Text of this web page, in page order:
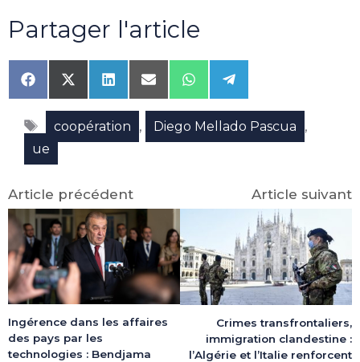
Partager l'article
Share
on
Facebook
Share
on
X
(Twitter)
Share
on
LinkedIn
Share
on
Email
Share
on
WhatsApp
Share
on
Telegram
Étiquettes
coopération , Diego Mellado Pascua ,
ue
Article précédent
Ingérence dans les affaires
des pays par les
technologies : Bendjama
Article suivant
Crimes transfrontaliers,
immigration clandestine :
l’Algérie et l’Italie renforcent